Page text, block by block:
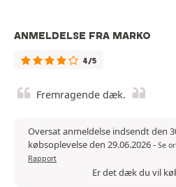
ANMELDELSE FRA MARKO
4/5
Fremragende dæk.
Oversat anmeldelse indsendt den
købsoplevelse den 29.06.2026- Se
Rapport
Er det dæk du vil